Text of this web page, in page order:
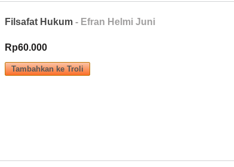
Filsafat Hukum - Efran Helmi Juni
Rp60.000